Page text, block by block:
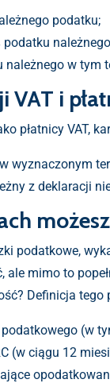
podatku;
należnego w tym
VAT i
płatnicy VAT,
wyznaczonym
z deklaracji
podatkowe,
mimo to
Definicja
(w
(w ciągu 12